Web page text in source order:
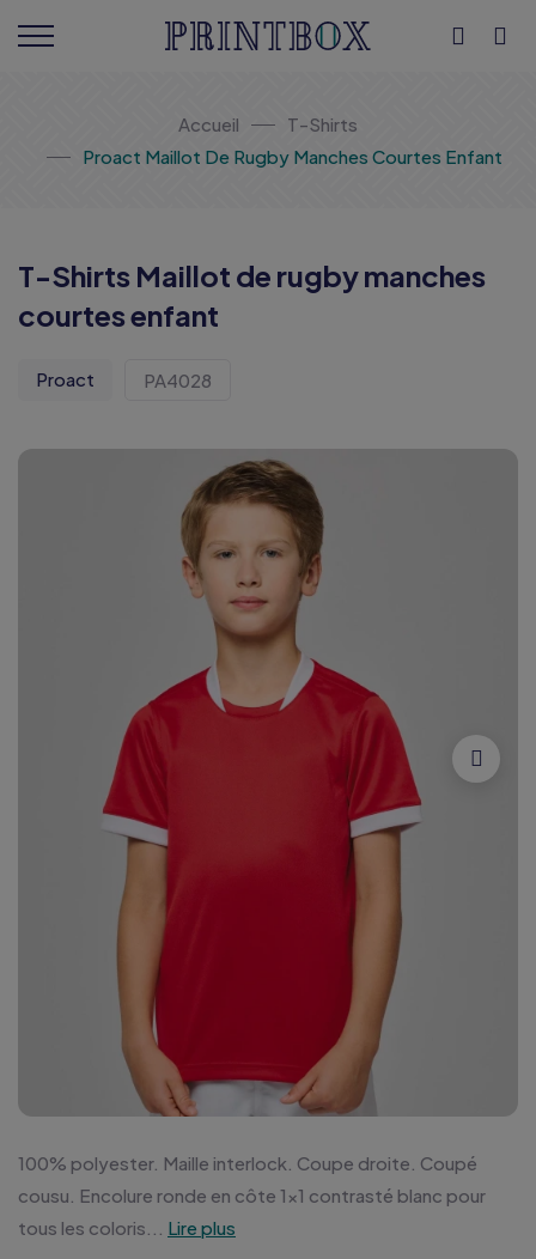
Accueil
T-Shirts
Proact Maillot De Rugby Manches Courtes Enfant
T-Shirts Maillot de rugby manches
courtes enfant
Proact PA4028
100% polyester. Maille interlock. Coupe droite. Coupé
cousu. Encolure ronde en côte 1x1 contrasté blanc pour
tous les coloris...
Lire plus